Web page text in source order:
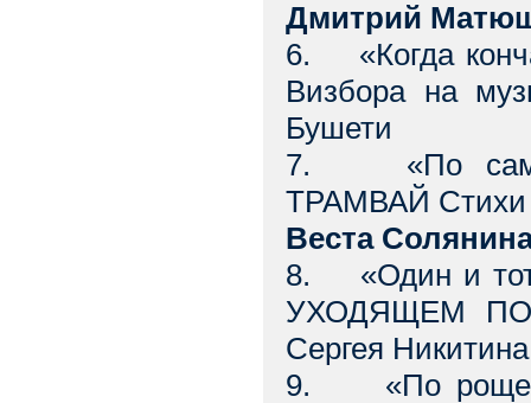
Дмитрий
6. «Когда
Визбора на
Бушети
7. «По
ТРАМВАЙ Стихи
Веста
8. «Один и тот
УХОДЯЩЕМ
Сергея
9. «По роще